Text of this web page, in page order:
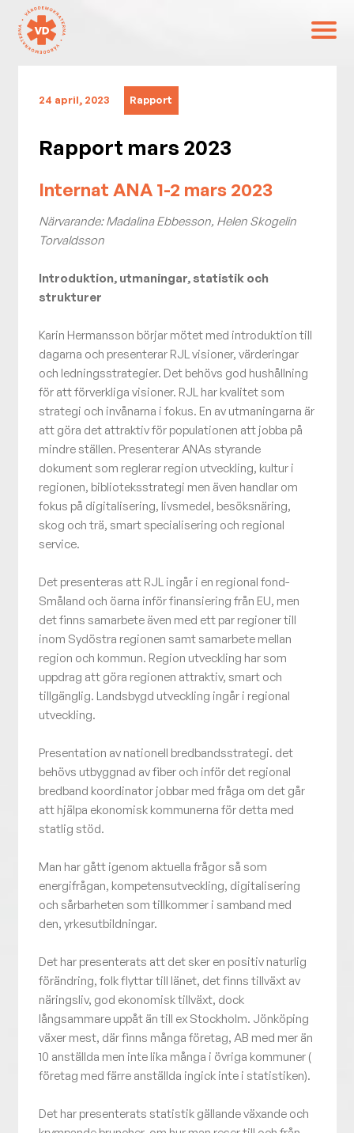
24 april, 2023 Rapport
Rapport mars 2023
Internat ANA 1-2 mars 2023
Närvarande: Madalina Ebbesson, Helen Skogelin
Torvaldsson
Introduktion, utmaningar, statistik och
strukturer
Karin Hermansson börjar mötet med introduktion till
dagarna och presenterar RJL visioner, värderingar
och ledningsstrategier. Det behövs god hushållning
för att förverkliga visioner. RJL har kvalitet som
strategi och invånarna i fokus. En av utmaningarna är
att göra det attraktiv för populationen att jobba på
mindre ställen. Presenterar ANAs styrande
dokument som reglerar region utveckling, kultur i
regionen, biblioteksstrategi men även handlar om
fokus på digitalisering, livsmedel, besöksnäring,
skog och trä, smart specialisering och regional
service.
Det presenteras att RJL ingår i en regional fond-
Småland och öarna inför finansiering från EU, men
det finns samarbete även med ett par regioner till
inom Sydöstra regionen samt samarbete mellan
region och kommun. Region utveckling har som
uppdrag att göra regionen attraktiv, smart och
tillgänglig. Landsbygd utveckling ingår i regional
utveckling.
Presentation av nationell bredbandsstrategi. det
behövs utbyggnad av fiber och inför det regional
bredband koordinator jobbar med fråga om det går
att hjälpa ekonomisk kommunerna för detta med
statlig stöd.
Man har gått igenom aktuella frågor så som
energifrågan, kompetensutveckling, digitalisering
och sårbarheten som tillkommer i samband med
den, yrkesutbildningar.
Det har presenterats att det sker en positiv naturlig
förändring, folk flyttar till länet, det finns tillväxt av
näringsliv, god ekonomisk tillväxt, dock
långsammare uppåt än till ex Stockholm. Jönköping
växer mest, där finns många företag, AB med mer än
10 anställda men inte lika många i övriga kommuner (
företag med färre anställda ingick inte i statistiken).
Det har presenterats statistik gällande växande och